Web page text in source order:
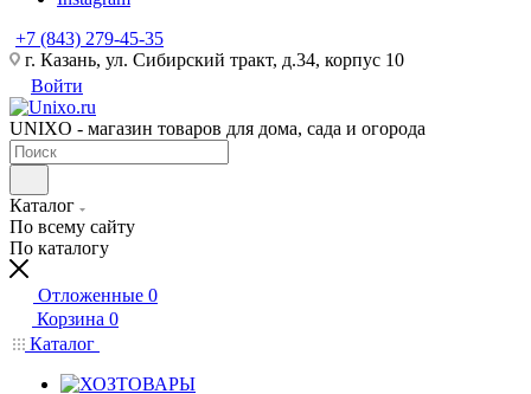
+7 (843) 279-45-35
г. Казань, ул. Сибирский тракт, д.34, корпус 10
Войти
UNIXO - магазин товаров для дома, сада и огорода
Каталог
По всему сайту
По каталогу
Отложенные 0
Корзина 0
Каталог